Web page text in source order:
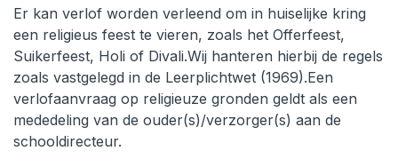
Er kan verlof worden verleend om in huiselijke kring
een religieus feest te vieren, zoals het Offerfeest,
Suikerfeest, Holi of Divali.Wij hanteren hierbij de regels
zoals vastgelegd in de Leerplichtwet (1969).Een
verlofaanvraag op religieuze gronden geldt als een
mededeling van de ouder(s)/verzorger(s) aan de
schooldirecteur.